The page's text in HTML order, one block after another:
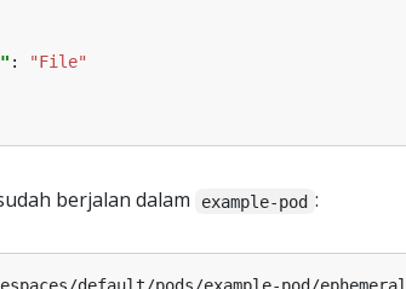
:
"File"
berjalan dalam example-pod :